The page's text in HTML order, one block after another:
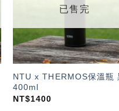
已售完
NTU x THERMOS保溫瓶
400ml
NT$1400